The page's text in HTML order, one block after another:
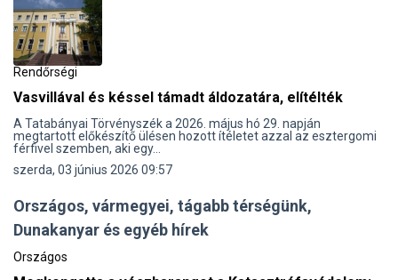
Rendőrségi
Vasvillával és késsel támadt áldozatára, elítélték
A Tatabányai Törvényszék a 2026. május hó 29. napján
megtartott előkészítő ülésen hozott ítéletet azzal az esztergomi
férfivel szemben, aki egy...
szerda, 03 június 2026 09:57
Országos, vármegyei, tágabb térségünk,
Dunakanyar és egyéb hírek
Országos